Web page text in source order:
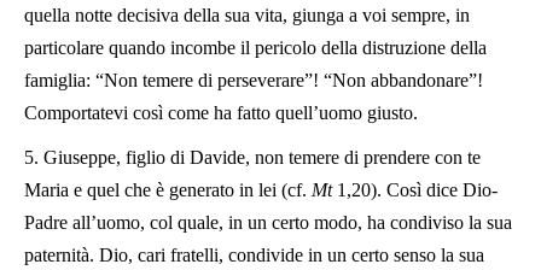
quella notte decisiva della sua vita, giunga a voi sempre, in
particolare quando incombe il pericolo della distruzione della
famiglia: “Non temere di perseverare”! “Non abbandonare”!
Comportatevi così come ha fatto quell’uomo giusto.
5. Giuseppe, figlio di Davide, non temere di prendere con te
Maria e quel che è generato in lei (cf. Mt1,20). Così dice Dio-
Padre all’uomo, col quale, in un certo modo, ha condiviso la sua
paternità. Dio, cari fratelli, condivide in un certo senso la sua